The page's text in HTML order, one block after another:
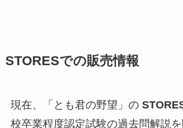
STORESでの販売情報
現在、「とも君の野望」の
校卒業程度認定試験の過去問解説を